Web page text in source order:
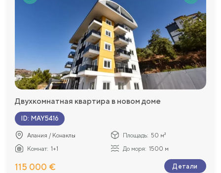
Двухкомнатная квартира в новом доме
ID: MAY5416
Алания / Конаклы Площадь: 50 м²
Комнат: 1+1 До моря: 1500 м
115 000 € Детали